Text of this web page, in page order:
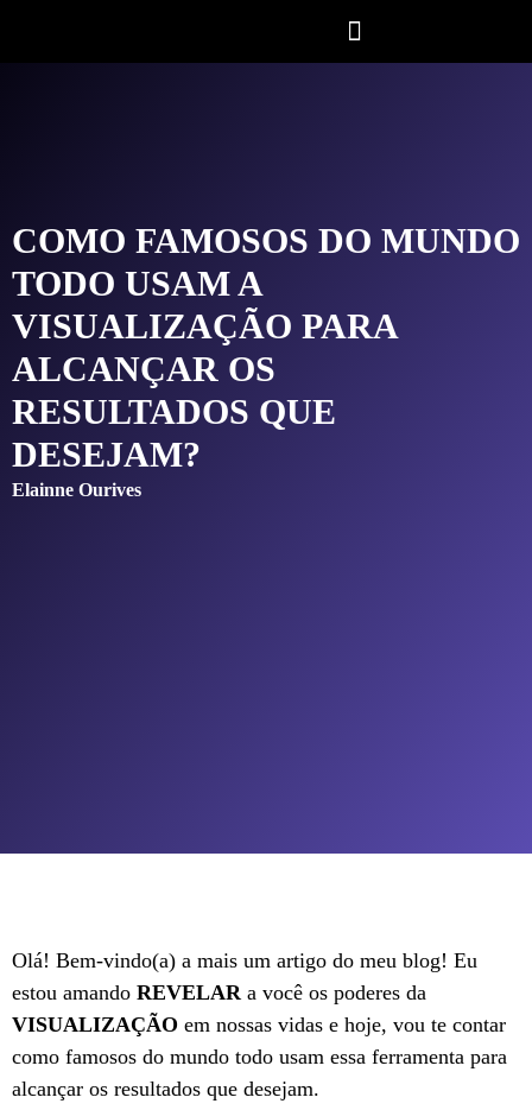
COMO FAMOSOS DO MUNDO
TODO USAM A
VISUALIZAÇÃO PARA
ALCANÇAR OS
RESULTADOS QUE
DESEJAM?
Elainne Ourives
Olá! Bem-vindo(a) a mais um artigo do meu blog! Eu
estou amando REVELAR a você os poderes da
VISUALIZAÇÃO em nossas vidas e hoje, vou te contar
como famosos do mundo todo usam essa ferramenta para
alcançar os resultados que desejam.